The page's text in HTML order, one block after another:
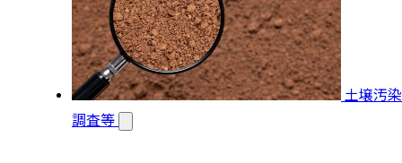
土壌汚染
調査等